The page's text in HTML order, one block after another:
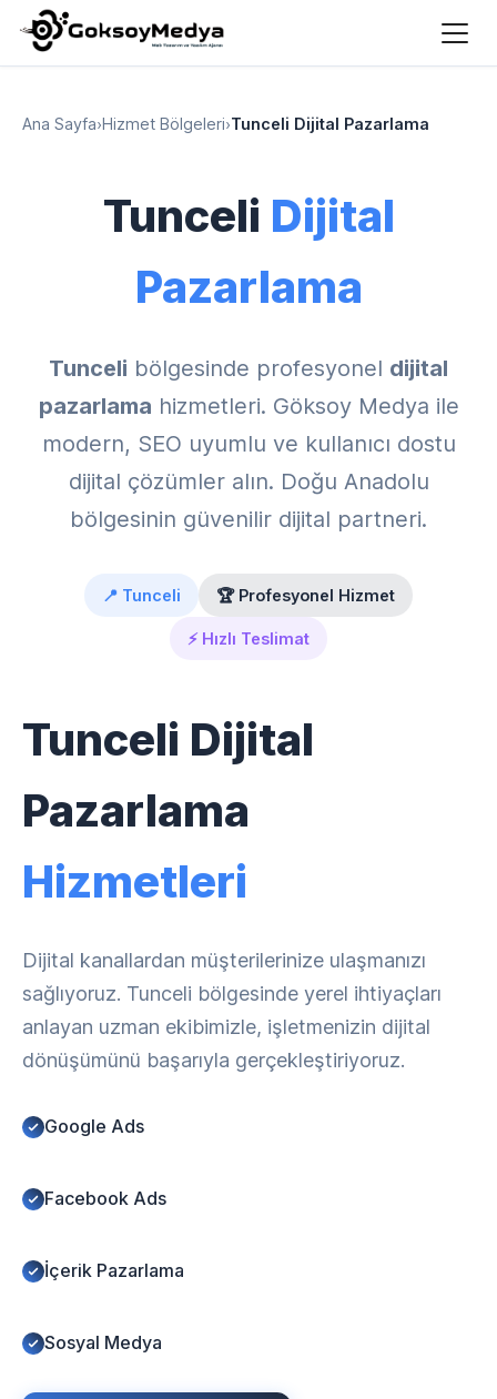
Ana Sayfa›Hizmet Bölgeleri›Tunceli Dijital Pazarlama
Tunceli Dijital
Pazarlama
Tunceli bölgesinde profesyonel dijital
pazarlama hizmetleri. Göksoy Medya ile
modern, SEO uyumlu ve kullanıcı dostu
dijital çözümler alın. Doğu Anadolu
bölgesinin güvenilir dijital partneri.
📍 Tunceli 🏆 Profesyonel Hizmet
⚡ Hızlı Teslimat
Tunceli Dijital
Pazarlama
Hizmetleri
Dijital kanallardan müşterilerinize ulaşmanızı
sağlıyoruz. Tunceli bölgesinde yerel ihtiyaçları
anlayan uzman ekibimizle, işletmenizin dijital
dönüşümünü başarıyla gerçekleştiriyoruz.
Google Ads
Facebook Ads
İçerik Pazarlama
Sosyal Medya